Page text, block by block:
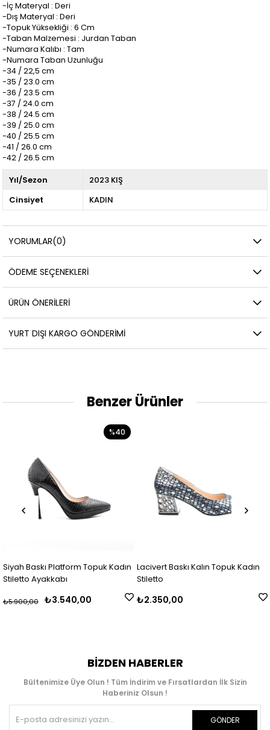
-İç Materyal : Deri
-Dış Materyal : Deri
-Topuk Yüksekliği : 6 Cm
-Taban Malzemesi : Jurdan Taban
-Numara Kalıbı : Tam
-Numara Taban Uzunluğu
-34 / 22,5 cm
-35 / 23.0 cm
-36 / 23.5 cm
-37 / 24.0 cm
-38 / 24.5 cm
-39 / 25.0 cm
-40 / 25.5 cm
-41 / 26.0 cm
-42 / 26.5 cm
Yıl/Sezon
2023 KIŞ
Cinsiyet
KADIN
YORUMLAR(0)
ÖDEME SEÇENEKLERI
ÜRÜN ÖNERILERI
YURT DIŞI KARGO GÖNDERIMI
Benzer Ürünler
Siyah Baskı Platform Topuk Kadın
Stiletto Ayakkabı
₺3.540,00
₺5.900,00
%40
Lacivert Baskı Kalın Topuk Kadın
Stiletto
₺2.350,00
BIZDEN HABERLER
Bültenimize Üye Olun ! Tüm İndirim ve Fırsatlardan İlk Sizin
Haberiniz Olsun !
GÖNDER